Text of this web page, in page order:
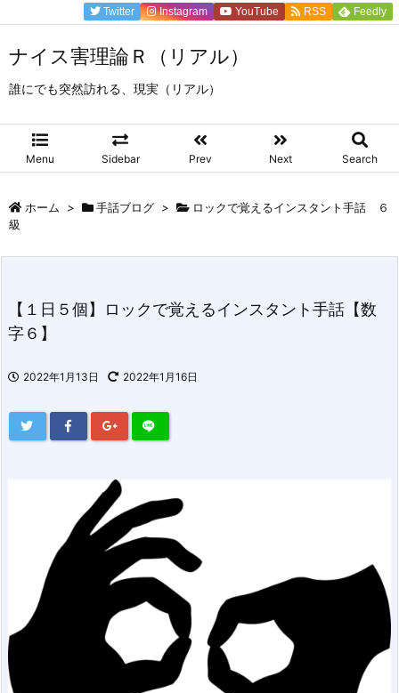
ナイス害理論Ｒ（リアル）
誰にでも突然訪れる、現実（リアル）
Menu Sidebar Prev Next Search
Twitter Instagram YouTube RSS Feedly
ホーム > 手話ブログ >
ロックで覚えるインスタント手話 ６
級
【１日５個】ロックで覚えるインスタント手話【数
字６】
2022年1月13日 2022年1月16日